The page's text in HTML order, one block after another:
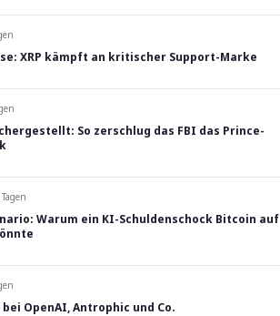
XRP kämpft an kritischer Support-Marke
So zerschlug das FBI das Prince-
Warum ein KI-Schuldenschock Bitcoin auf
OpenAI, Antrophic und Co.